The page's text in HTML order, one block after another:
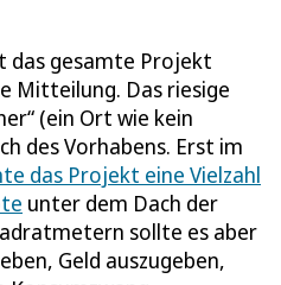
das gesamte Projekt
Mitteilung. Das riesige
(ein Ort wie kein
des Vorhabens. Erst im
das Projekt eine Vielzahl
unter dem Dach der
sollte es aber
Geld auszugeben,